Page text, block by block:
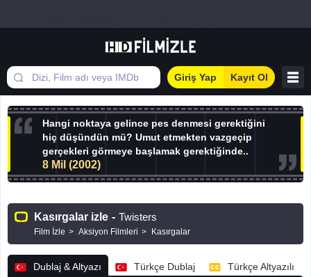
Giriş Yap Kayıt Ol
Hangi noktaya gelince pes denmesi gerektiğini
hiç düşündün mü? Umut etmekten vazgeçip
gerçekleri görmeye başlamak gerektiğinde..
8 Mil (2002)
Kasırgalar izle - Twisters
Film İzle Aksiyon Filmleri Kasırgalar
Dublaj & Altyazı Türkçe Dublaj Türkçe Altyazılı